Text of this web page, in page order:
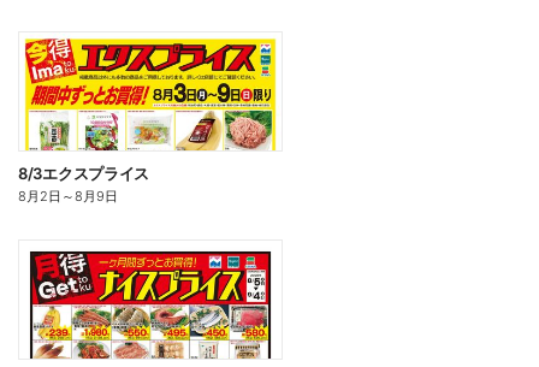
8/3エクスプライス
8月2日 ～8月9日